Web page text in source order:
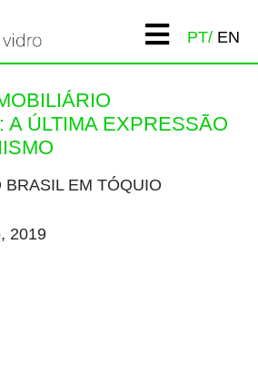
PT EN
A ÚLTIMA EXPRESSÃO
BRASIL EM TÓQUIO
2019